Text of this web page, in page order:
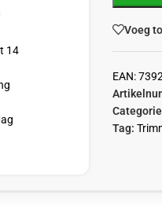
14
Voeg
EAN:
Tag: